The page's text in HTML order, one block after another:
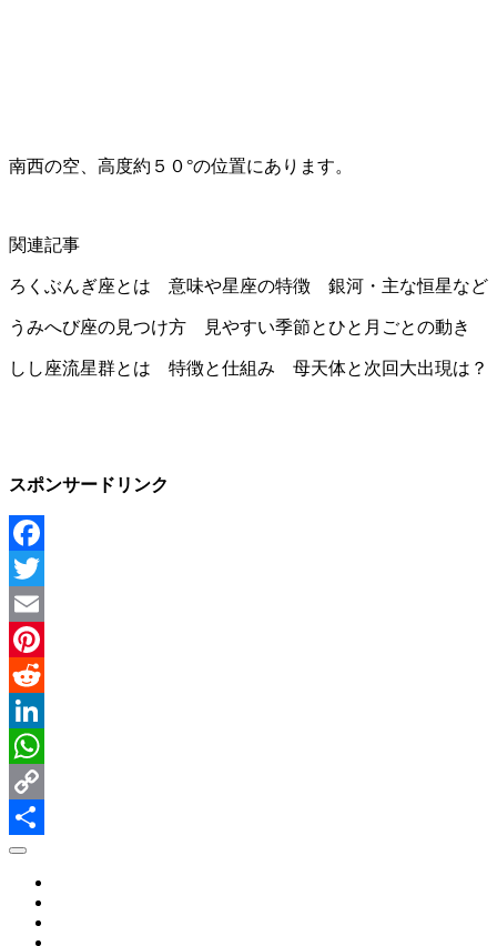
南西の空、高度約５０°の位置にあります。
関連記事
ろくぶんぎ座とは 意味や星座の特徴 銀河・主な恒星など
うみへび座の見つけ方 見やすい季節とひと月ごとの動き
しし座流星群とは 特徴と仕組み 母天体と次回大出現は？
スポンサードリンク
Facebook
Twitter
Email
Pinterest
Reddit
LinkedIn
WhatsApp
Copy
Link
Share